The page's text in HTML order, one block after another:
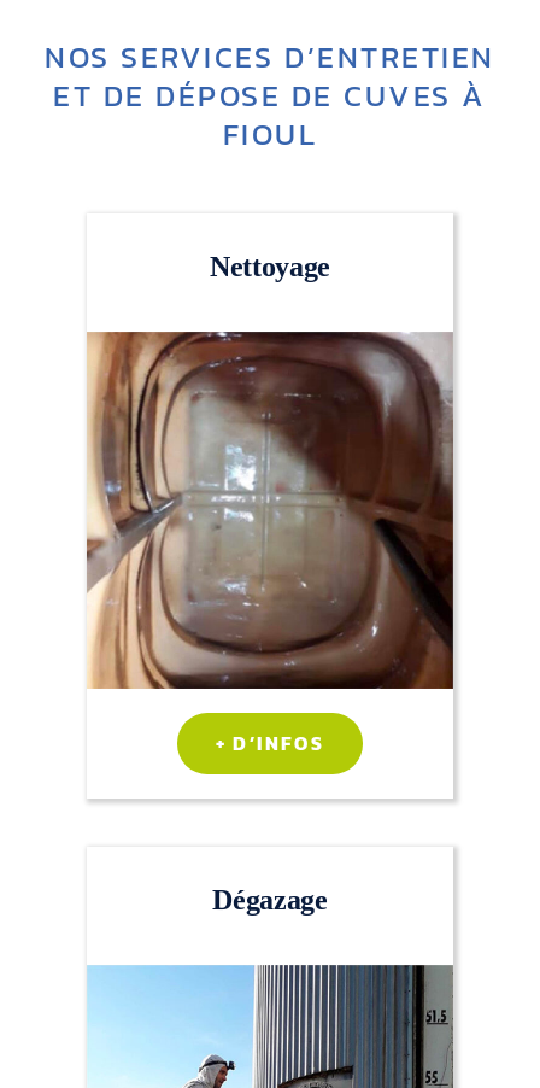
NOS SERVICES D’ENTRETIEN
ET DE DÉPOSE DE CUVES À
FIOUL
Nettoyage
+ D’INFOS
Dégazage